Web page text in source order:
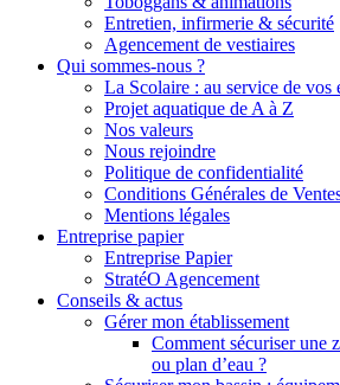
Entretien, infirmerie & sécurité
Agencement de vestiaires
Qui sommes-nous ?
La Scolaire : au service de vos
Projet aquatique de A à Z
Nos valeurs
Nous rejoindre
Politique de confidentialité
Conditions Générales de
Mentions légales
Entreprise papier
Entreprise Papier
StratéO Agencement
Conseils & actus
Gérer mon établissement
Comment sécuriser une
ou plan d’eau ?